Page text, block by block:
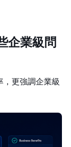
企業級問
，更強調企業級